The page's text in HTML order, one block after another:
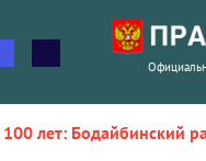
100 лет: Бодайбинский